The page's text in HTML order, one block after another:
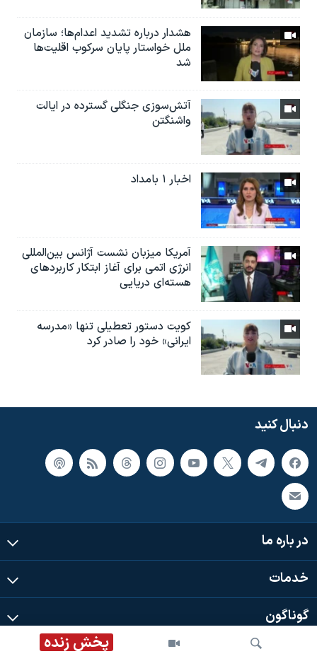
پخش زنده
هشدار درباره تشدید اعدام‌ها؛ سازمان
ملل خواستار پایان سرکوب اقلیت‌ها
شد
آتش‌سوزی جنگلی گسترده در ایالت
واشنگتن
اخبار ۱ بامداد
آمریکا میزبان نشست آژانس بین‌المللی
انرژی اتمی برای آغاز ابتکار کاربردهای
هسته‌ای دریایی
کویت دستور تعطیلی تنها «مدرسه
ایرانی» خود را صادر کرد
دنبال کنید
در باره ما
خدمات
گوناگون